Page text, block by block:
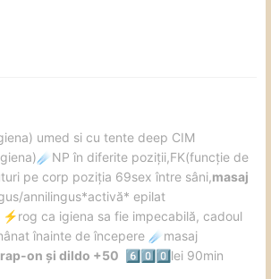
umed si cu tente deep CIM
☄️ NP în diferite poziții,FK(funcție de
pe corp poziția 69sex între sâni,masaj
annilingus*activă* epilat
⚡️rog ca igiena sa fie impecabilă, cadoul
înainte de începere ☄️ masaj
on și dildo +50 6️⃣ 0️⃣ 0️⃣lei 90min